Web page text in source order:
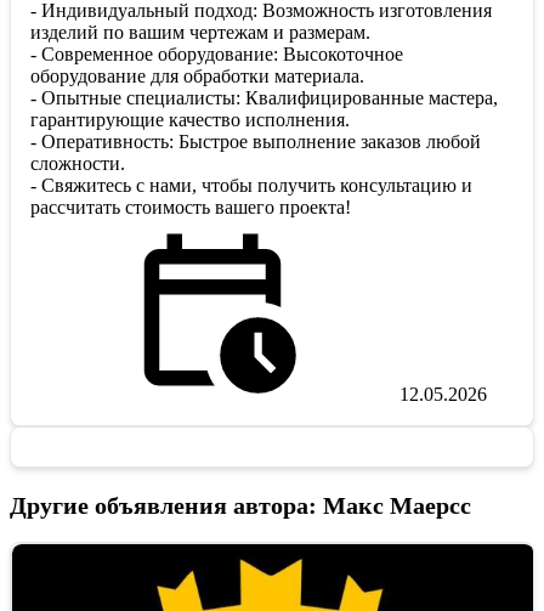
- Индивидуальный подход: Возможность изготовления
изделий по вашим чертежам и размерам.
- Современное оборудование: Высокоточное
оборудование для обработки материала.
- Опытные специалисты: Квалифицированные мастера,
гарантирующие качество исполнения.
- Оперативность: Быстрое выполнение заказов любой
сложности.
- Свяжитесь с нами, чтобы получить консультацию и
рассчитать стоимость вашего проекта!
12.05.2026
Другие объявления автора: Макс Маерсс